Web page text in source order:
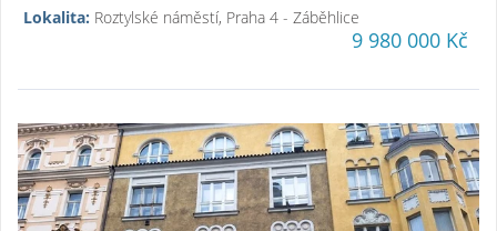
Lokalita: Roztylské náměstí, Praha 4 - Záběhlice
9 980 000 Kč